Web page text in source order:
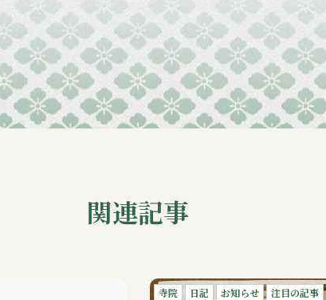
関連記事
寺院 日記 お知らせ
注目の記事